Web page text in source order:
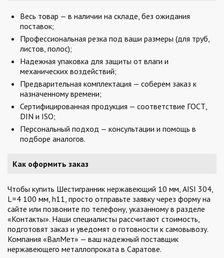
Весь товар — в наличии на складе, без ожидания
поставок;
Профессиональная резка под ваши размеры (для труб,
листов, полос);
Надежная упаковка для защиты от влаги и
механических воздействий;
Предварительная комплектация — соберем заказ к
назначенному времени;
Сертифицированная продукция — соответствие ГОСТ,
DIN и ISO;
Персональный подход — консультации и помощь в
подборе аналогов.
Как оформить заказ
Чтобы купить Шестигранник нержавеющий 10 мм, AISI 304,
L=4 100 мм, h11, просто отправьте заявку через форму на
сайте или позвоните по телефону, указанному в разделе
«Контакты». Наши специалисты рассчитают стоимость,
подготовят заказ и уведомят о готовности к самовывозу.
Компания «ВалМет» — ваш надежный поставщик
нержавеющего металлопроката в Саратове.